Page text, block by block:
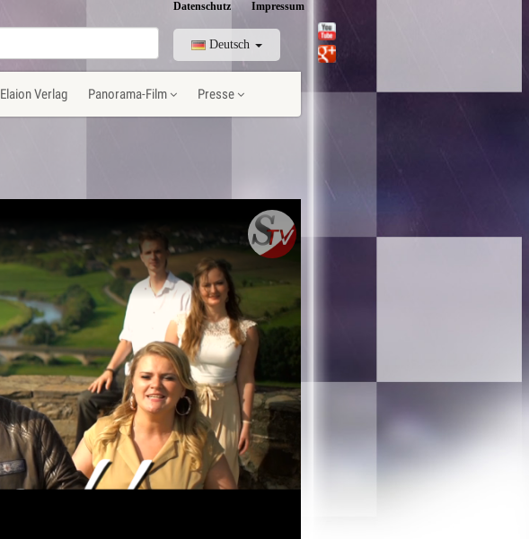
Datenschutz Impressum
Deutsch
Elaion Verlag Panorama-Film Presse